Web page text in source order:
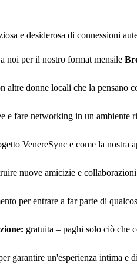
e desiderosa di connessioni
noi per il nostro format mensile
altre donne locali che la pensano
e fare networking in un ambiente
VenereSync e come la
nuove amicizie e
per entrare a far parte di
gratuita – paghi solo ciò che
garantire un'esperienza intima e